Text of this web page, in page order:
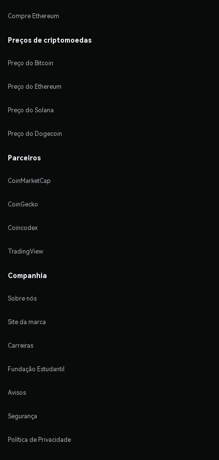
Compre Ethereum
Preços de criptomoedas
Preço do Bitcoin
Preço do Ethereum
Preço do Solana
Preço do Dogecoin
Parceiros
CoinMarketCap
CoinGecko
Coincodex
TradingView
Companhia
Sobre nós
Site da marca
Carreiras
Fundação Estudantil
Avisos
Segurança
Política de Privacidade